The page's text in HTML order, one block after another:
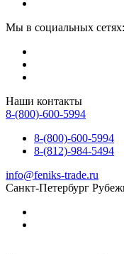
Мы в социальных сетях:
Наши контакты
8-(800)-600-5994
8-(800)-600-5994
8-(812)-984-5494
info@feniks-trade.ru
Санкт-Петербург